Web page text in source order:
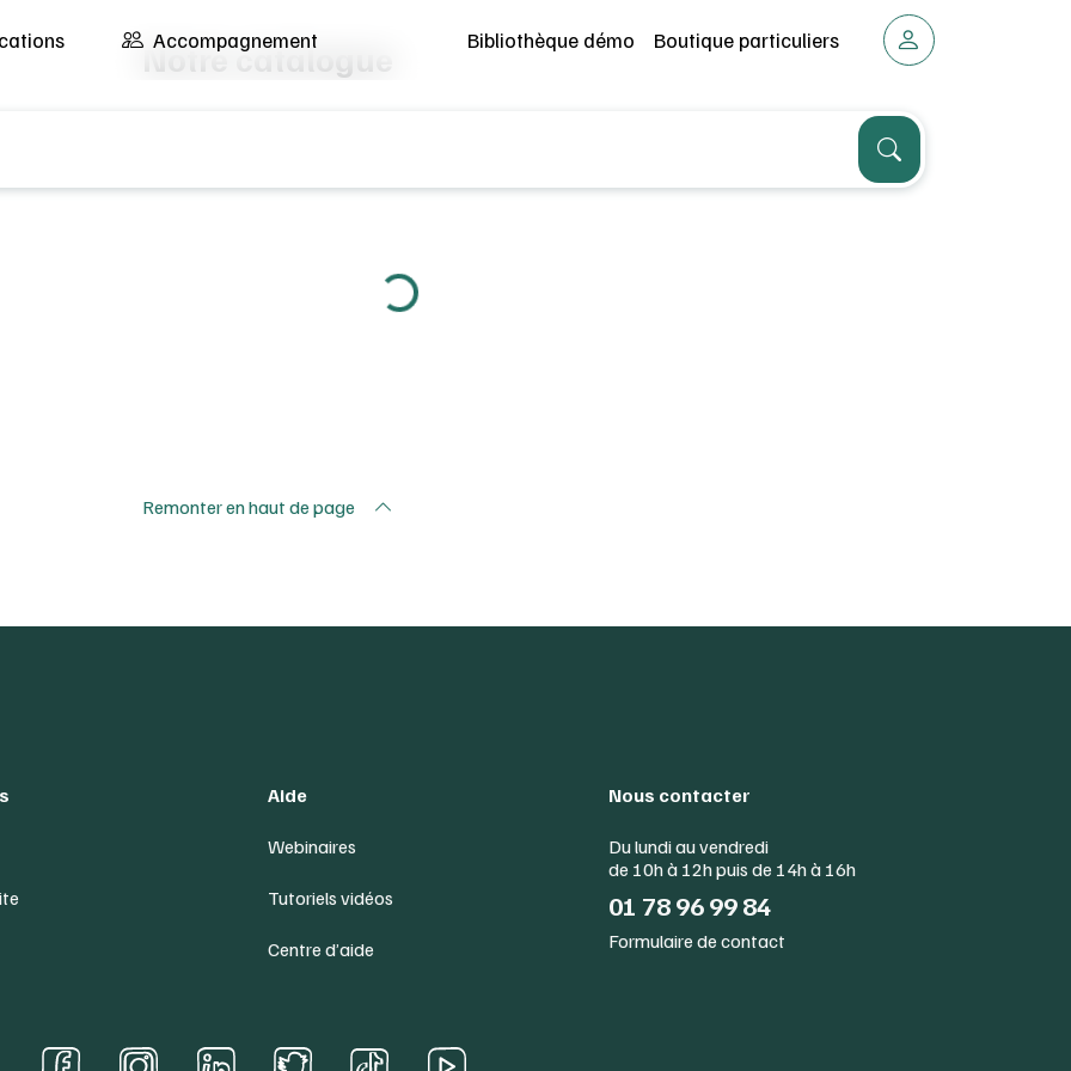
Accompagnement Bibliothèque démo Boutique particuliers
Notre catalogue
Loading...
Remonter en haut de page
Aide
Webinaires
Tutoriels vidéos
Centre d’aide
Nous contacter
Du lundi au vendredi
de 10h à 12h puis de 14h à 16h
01 78 96 99 84
Formulaire de contact